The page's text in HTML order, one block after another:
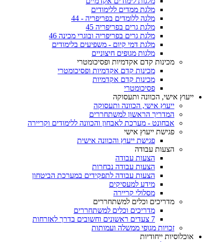
מלגת ממדים ללימודים
מלגה ללומדים בפריפריה - 44
מלגת גרים בפריפריה 45
מלגת גרים בפריפריה ובוגרי מכינה 46
מלגת דמי קיום - משפיעים בלימודים
מלגות מגופים חיצוניים
מכינות קדם אקדמיות ופסיכומטרי
מכינות קדם אקדמיות ופסיכומטרי
מכינות קדם אקדמיות
פסיכומטרי
ייעוץ אישי, הכוונה ותעסוקה
ייעוץ אישי, הכוונה ותעסוקה
המדריך הראשון למשתחררים
אבחונט - מערכת לאבחון והכוונה ללימודים וקריירה
פגישת ייעוץ אישי
פגישת ייעוץ והכוונה אישית
הצעות עבודה
הצעות עבודה
הצעות עבודה נבחרות
הצעות עבודה לתפקידים במערכת הביטחון
מידע למעסיקים
מסלולי קריירה
מדריכים וכלים למשתחררים
מדריכים וכלים למשתחררים
7 צעדים ראשונים וחשובים בדרך לאזרחות
זכויות מגופי ממשלה ועמותות
אוכלוסיות ייחודיות